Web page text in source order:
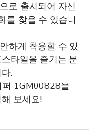
로 출시되어 자신
를 찾을 수 있습니
하게 착용할 수 있
타일을 즐기는 분
.
퍼 1GM00828을
보세요!